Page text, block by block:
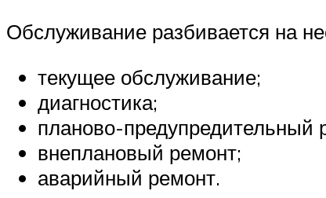
Обслуживание разбивается на
текущее обслуживание;
диагностика;
планово-предупредительный
внеплановый ремонт;
аварийный ремонт.